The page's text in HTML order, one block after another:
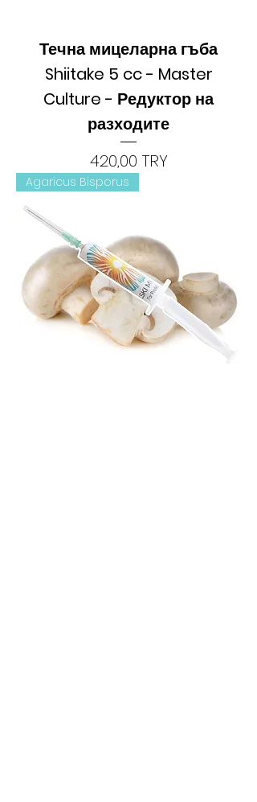
Течна мицеларна гъба
Shiitake 5 cc - Master
Culture - Редуктор на
разходите
Цена
420,00 TRY
Agaricus Bisporus